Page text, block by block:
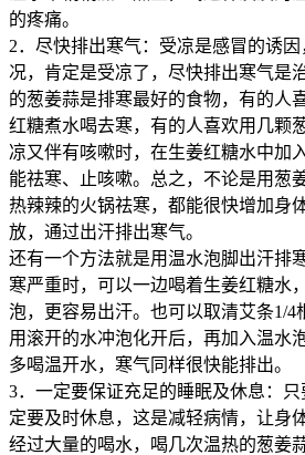
的疼痛。
2．尽快排出寒气：受凉是感冒的诱
况，肯定是受凉了，尽快排出寒气是
的葱姜蒜是排寒最好的食物，有的人
红糖煮水喝去寒，有的人喜欢用几颗
凉又伴有咳嗽时，在生姜红糖水中加
能祛寒、止咳嗽。总之，不论是用葱
热辣辣的火锅祛寒，都能很快增加身
放，通过出汗排出寒气。
还有一个方法就是用温水泡脚出汗排
寒严重时，可以一边喝着生姜红糖水
泡，更容易出汗。也可以取清艾条1/4
用滚开的水冲泡化开后，再加入温水
多喝温开水，寒气同样很快能排出。
3．一定要保证充足的睡眠及休息：
定要及时休息，这是减轻病情，让身
经过大量的喝水，喝几次温热的葱姜